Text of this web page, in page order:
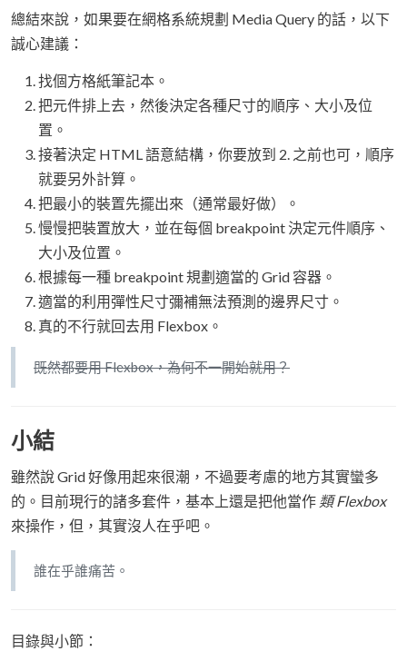
總結來說，如果要在網格系統規劃 Media Query 的話，以下
誠心建議：
找個方格紙筆記本。
把元件排上去，然後決定各種尺寸的順序、大小及位
置。
接著決定 HTML 語意結構，你要放到 2. 之前也可，順序
就要另外計算。
把最小的裝置先擺出來（通常最好做）。
慢慢把裝置放大，並在每個 breakpoint 決定元件順序、
大小及位置。
根據每一種 breakpoint 規劃適當的 Grid 容器。
適當的利用彈性尺寸彌補無法預測的邊界尺寸。
真的不行就回去用 Flexbox。
既然都要用 Flexbox，為何不一開始就用？
小結
雖然說 Grid 好像用起來很潮，不過要考慮的地方其實蠻多
的。目前現行的諸多套件，基本上還是把他當作 類 Flexbox
來操作，但，其實沒人在乎吧。
誰在乎誰痛苦。
目錄與小節：